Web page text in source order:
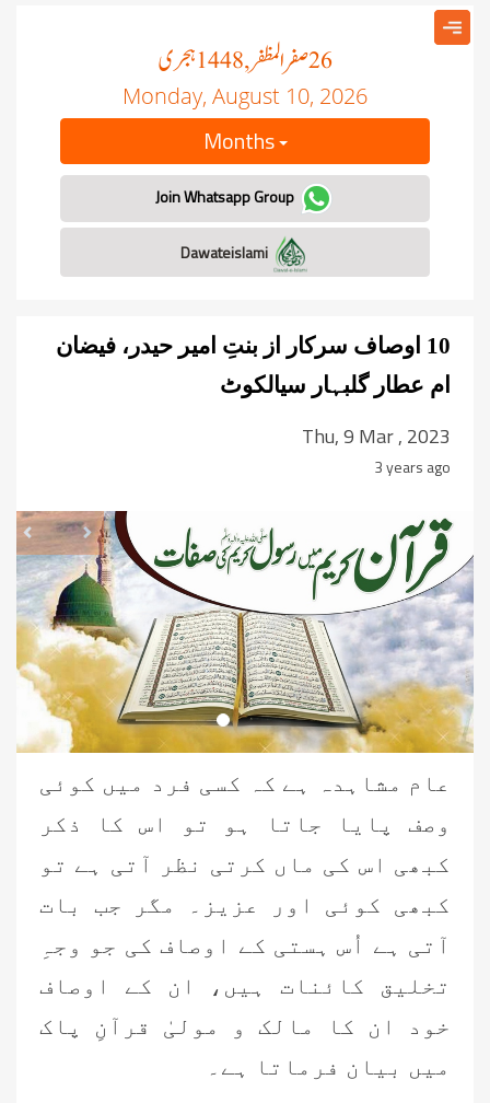
26صفر المظفر, 1448 ہجری
Monday, August 10, 2026
Months
Join Whatsapp Group
10 اوصاف سرکار از بنتِ امیر حیدر، فیضان
ام عطار گلبہار سیالکوٹ
Thu, 9 Mar , 2023
3 years ago
Next
عام مشاہدہ ہے کہ کسی فرد میں کوئی
وصف پایا جاتا ہو تو اس کا ذکر
کبھی اس کی ماں کرتی نظر آتی ہے تو
کبھی کوئی اور عزیز۔ مگر جب بات
آتی ہے اُس ہستی کے اوصاف کی جو وجہِ
تخلیق کائنات ہیں، ان کے اوصاف
خود ان کا مالک و مولیٰ قرآنِ پاک
میں بیان فرماتا ہے۔